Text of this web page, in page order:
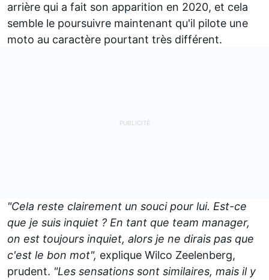
arrière qui a fait son apparition en 2020, et cela
semble le poursuivre maintenant qu'il pilote une
moto au caractère pourtant très différent.
"Cela reste clairement un souci pour lui. Est-ce
que je suis inquiet ? En tant que team manager,
on est toujours inquiet, alors je ne dirais pas que
c'est le bon mot", explique Wilco Zeelenberg,
prudent. "Les sensations sont similaires, mais il y